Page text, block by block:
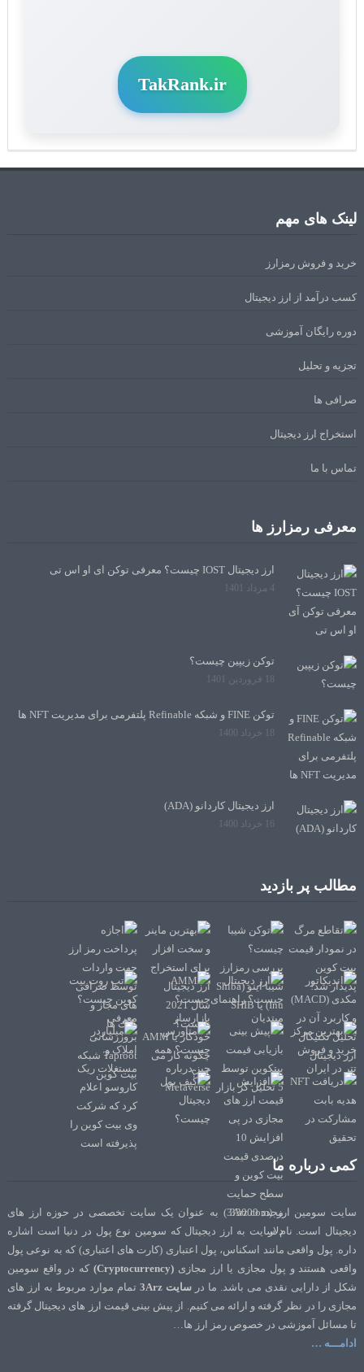
TakRank.ir
لینک های مهم
خرید و فروش رمزارز
کسب درآمد از ارز دیجیتال
دوره رایگان آموزشی
تجزیه و تحلیل
صرافی ها
استخراج ارز دیجیتال
تماس با ما
معرفی رمزارز ها
ارز دیجیتال IOST چیست؟ معرفی توکن آی او اس تی
4 مرداد 1401
توکن زیپین چیست؟
18 فروردین 1401
توکن FINE و شبکه Refinable پلتفرمی برای مدیریت NFT ها
18 خرداد 1400
ارز دیجیتال کاردانو (ADA)
16 خرداد 1400
مطالب پر بازدید
کمی درباره ما
سایت سومین ارز (3Arz.com) به عنوان یک سایت تخصصی در حوزه ارز های
دیجیتال است. نام سایت به ارز دیجیتال که سومین نوع پول در دنیا است اشاره
داره. پول واقعی مانند اسکناس، پول اعتباری (کارت های اعتباری) که به نوعی پول
واقعی هستند و پول مجازی یا ارز مجازی (Cryptocurrency)
که در واقع سومین
شکل از دارایی نقدی می باشد. ما در سایت 3Arz
تمام موارد مربوط به ارز های
مجازی را در نظر گرفته و ارائه می کنیم. از پیش بینی قیمت ارز های دیجیتال گرفته
تا مسائل آموزشی در خصوص رمز ارز ها…
ادامـــه …